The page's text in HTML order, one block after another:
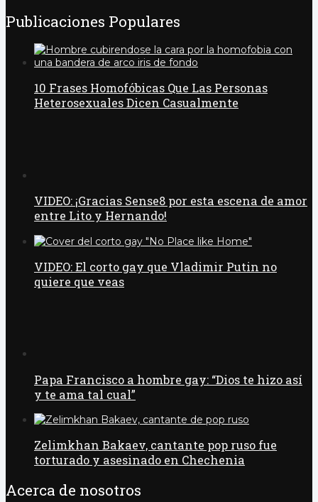
Publicaciones Populares
10 Frases Homofóbicas Que Las Personas
Heterosexuales Dicen Casualmente
VIDEO: ¡Gracias Sense8 por esta escena de amor
entre Lito y Hernando!
VIDEO: El corto gay que Vladimir Putin no
quiere que veas
Papa Francisco a hombre gay: “Dios te hizo así
y te ama tal cual”
Zelimkhan Bakaev, cantante pop ruso fue
torturado y asesinado en Chechenia
Acerca de nosotros